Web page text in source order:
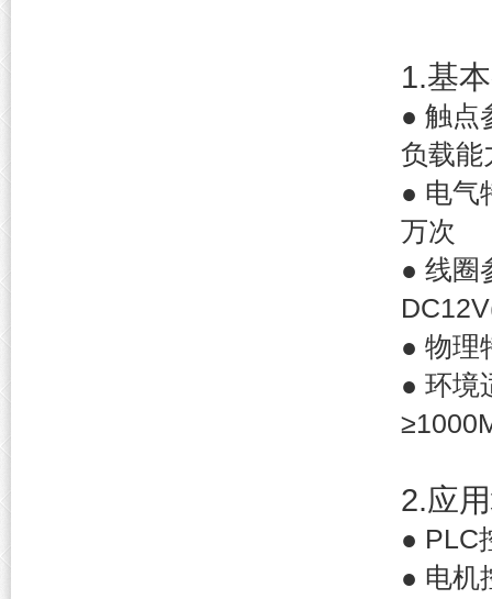
1.基
● 触点
负载
● 电气
万次
● 线圈
● 物理
● 环境
2.应
● PLC
● 电机